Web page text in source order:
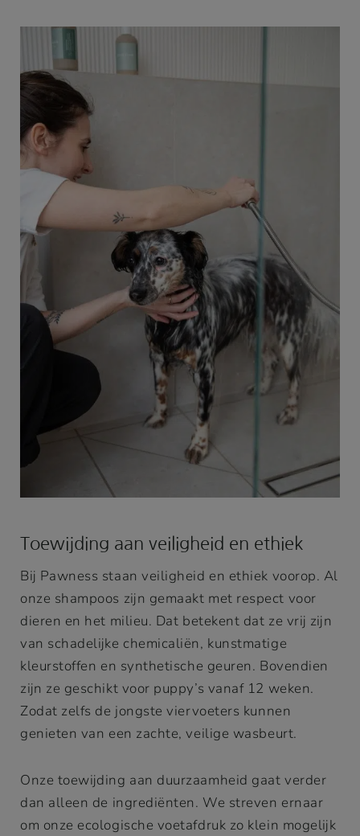
Toewijding aan veiligheid en ethiek
Bij Pawness staan veiligheid en ethiek voorop. Al
onze shampoos zijn gemaakt met respect voor
dieren en het milieu. Dat betekent dat ze vrij zijn
van schadelijke chemicaliën, kunstmatige
kleurstoffen en synthetische geuren. Bovendien
zijn ze geschikt voor puppy’s vanaf 12 weken.
Zodat zelfs de jongste viervoeters kunnen
genieten van een zachte, veilige wasbeurt.
Onze toewijding aan duurzaamheid gaat verder
dan alleen de ingrediënten. We streven ernaar
om onze ecologische voetafdruk zo klein mogelijk